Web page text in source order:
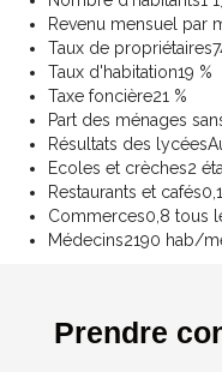
Revenu mensuel par
Taux de propriétaires
Taux d'habitation19 %
Taxe foncière21 %
Part des ménages
Résultats des lycées
Ecoles et crèches2
Restaurants et cafés
Commerces0,8 tous
Médecins2190 hab/
Prendre